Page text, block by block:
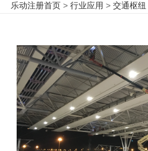
乐动注册首页> 行业应用 > 交通枢纽